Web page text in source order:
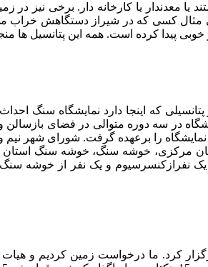
معدندار یا کارخانه دار. برخی نیز در
کسی که در شیراز دستگاهش خراب می
پیدا کرده است. همه این پتانسیل
پتانسیلی که اینجا دارد نمایشگاه
در سه دوره متوالی در فضای
را برعهده گرفت. شورای شهر
مرکزی، خوشه سنگ، خوشه سنگ
، یک نفرازکنسرسیوم و یک نفر از
نمایشگاه را برگزار کرد. ما درخواست